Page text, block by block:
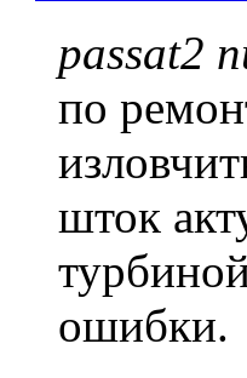
passat2
по
шток
ошибки.